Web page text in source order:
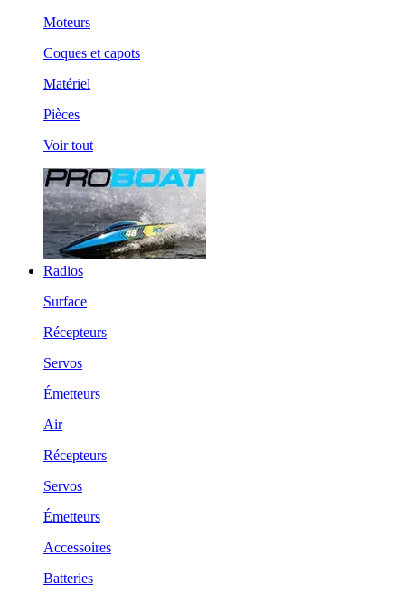
Moteurs
Coques et capots
Matériel
Pièces
Voir tout
Radios
Surface
Récepteurs
Servos
Émetteurs
Air
Récepteurs
Servos
Émetteurs
Accessoires
Batteries